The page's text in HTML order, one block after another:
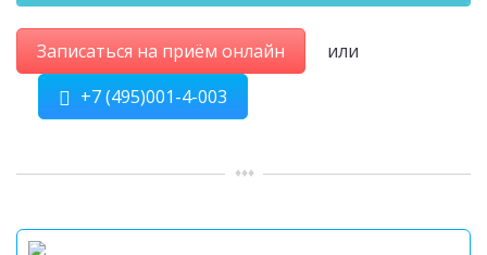
Записаться на приём онлайн
или
+7 (495)001-4-003